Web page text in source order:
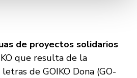
de proyectos solidarios
que resulta de la
de GOIKO Dona (GO-